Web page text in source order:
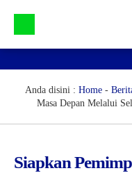
Galeri
Lainnya
Anda disini : Home-
Masa Depan Melalui
Siapkan